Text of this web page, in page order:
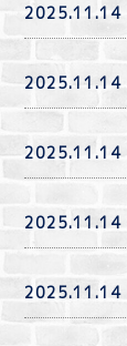
2025.11.14
2025.11.14
2025.11.14
2025.11.14
2025.11.14